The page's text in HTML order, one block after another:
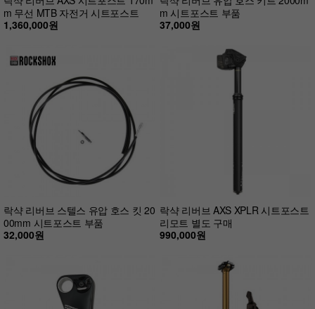
m 무선 MTB 자전거 시트포스트
1,360,000원
m 시트포스트 부품
37,000원
락샥 리버브 스텔스 유압 호스 킷 20
00mm 시트포스트 부품
32,000원
락샥 리버브 AXS XPLR 시트포스트
리모트 별도 구매
990,000원